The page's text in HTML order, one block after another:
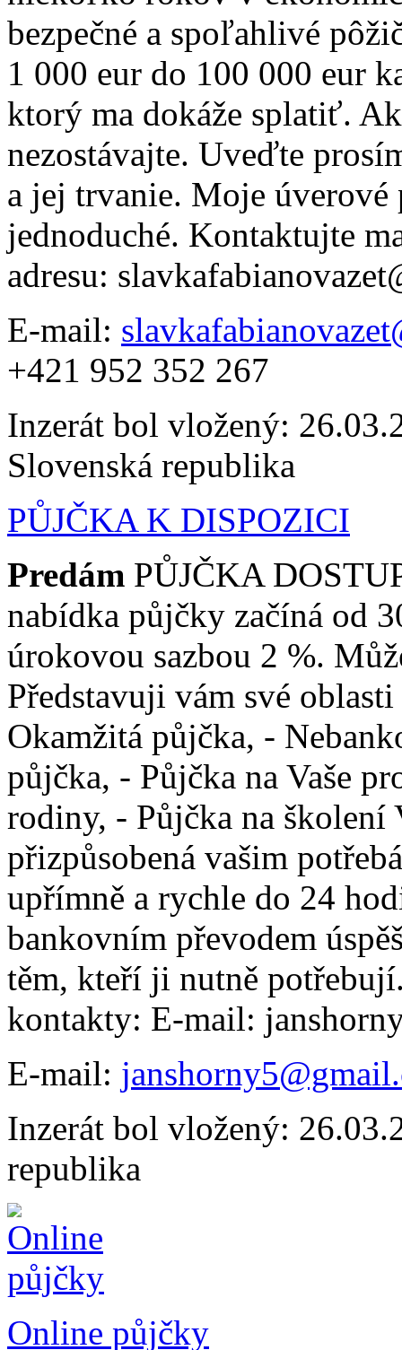
bezpečné a spoľahlivé
1 000 eur do 100 000 eur
ktorý ma dokáže splatiť.
nezostávajte. Uveďte
a jej trvanie. Moje
jednoduché. Kontaktujte
adresu:
E-mail:
+421 952 352 267
Inzerát bol vložený:
Slovenská republika
PŮJČKA K DISPOZICI
Predám PŮJČKA
nabídka půjčky začíná od
úrokovou sazbou 2 %.
Představuji vám své
Okamžitá půjčka, -
půjčka, - Půjčka na Vaše
rodiny, - Půjčka na školení
přizpůsobená vašim
upřímně a rychle do 24
bankovním převodem
těm, kteří ji nutně
kontakty: E-mail:
E-mail:
Inzerát bol vložený:
republika
Online půjčky